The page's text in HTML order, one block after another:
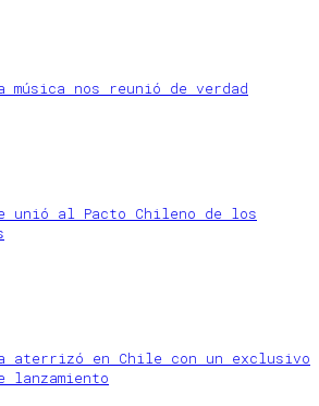
música nos reunió de verdad
unió al Pacto Chileno de los
aterrizó en Chile con un exclusivo
lanzamiento